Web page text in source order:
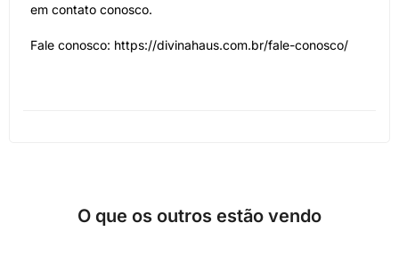
em contato conosco.
Fale conosco: https://divinahaus.com.br/fale-conosco/
O que os outros estão vendo